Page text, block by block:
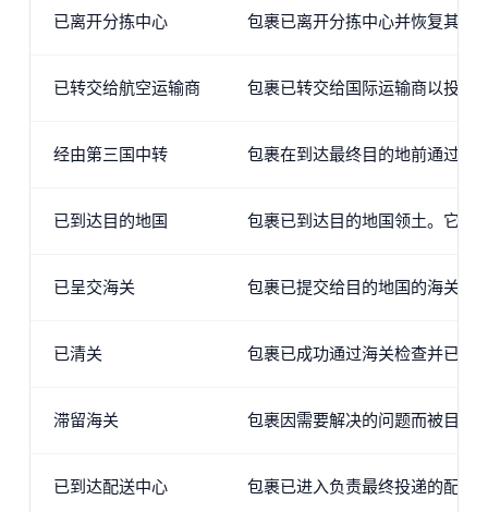
已离开分拣中心 包裹已离开分拣中心并恢复其旅
已转交给航空运输商 包裹已转交给国际运输商以投递
经由第三国中转 包裹在到达最终目的地前通过第
已到达目的地国 包裹已到达目的地国领土。它已
已呈交海关 包裹已提交给目的地国的海关当
已清关 包裹已成功通过海关检查并已被
滞留海关 包裹因需要解决的问题而被目的
已到达配送中心 包裹已进入负责最终投递的配送